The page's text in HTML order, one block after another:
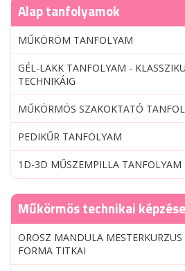
Alap tanfolyamok
MŰKÖRÖM TANFOLYAM
GÉL-LAKK TANFOLYAM -
TECHNIKÁIG
MŰKÖRMÖS SZAKOKTATÓ
PEDIKŰR TANFOLYAM
1D-3D MŰSZEMPILLA TANFOLYAM
Műkörmös technikai
OROSZ MANDULA MESTERKURZUS
FORMA TITKAI